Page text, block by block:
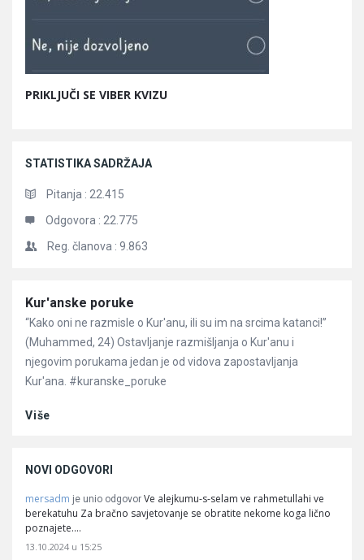
PRIKLJUČI SE VIBER KVIZU
STATISTIKA SADRŽAJA
Pitanja : 22.415
Odgovora : 22.775
Reg. članova : 9.863
Članci
Kur'anske poruke
“Kako oni ne razmisle o Kur'anu, ili su im na srcima katanci!”
(Muhammed, 24) Ostavljanje razmišljanja o Kur'anu i
njegovim porukama jedan je od vidova zapostavljanja
Kur'ana. #kuranske_poruke
Više
NOVI ODGOVORI
mersadm je unio odgovor Ve alejkumu-s-selam ve rahmetullahi ve
berekatuhu Za bračno savjetovanje se obratite nekome koga lično
poznajete.…
13.10.2024 u 15:25